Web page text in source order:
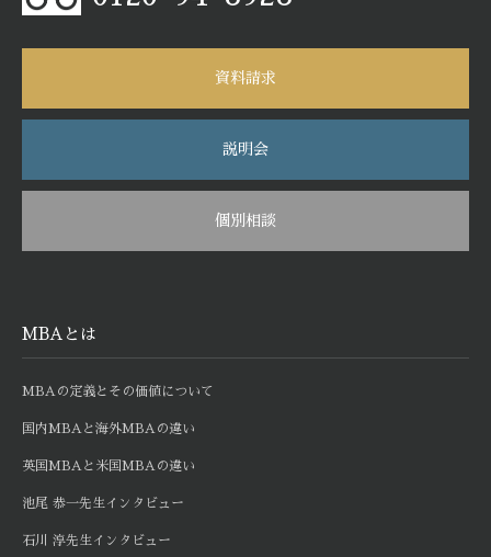
資料請求
説明会
個別相談
MBAとは
MBAの定義とその価値について
国内MBAと海外MBAの違い
英国MBAと米国MBAの違い
池尾 恭一先生インタビュー
石川 淳先生インタビュー